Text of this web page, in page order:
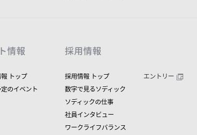
情報
トップ
のイベント
採用情報
採用情報 トップ
数字で見るソディック
ソディックの仕事
社員インタビュー
ワークライフバランス
エントリー